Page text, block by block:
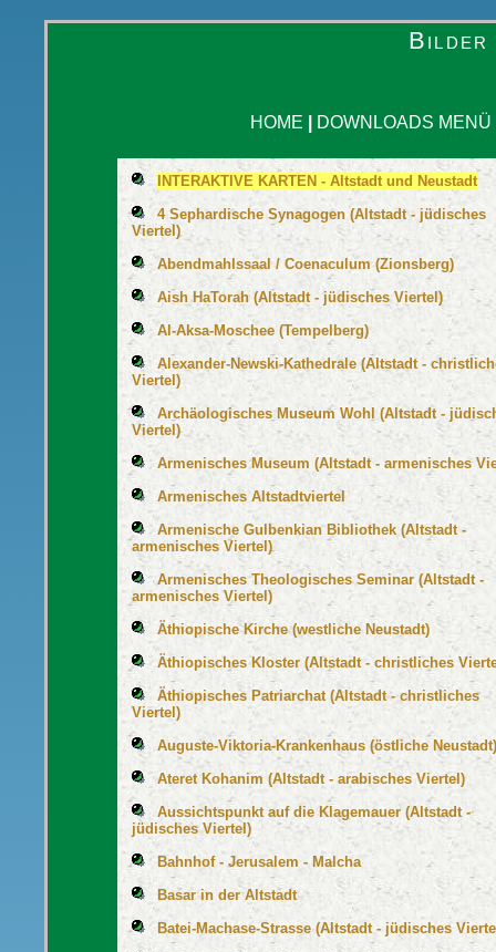
Bilder
HOME DOWNLOADS MENÜ
INTERAKTIVE KARTEN - Altstadt und Neustadt
4 Sephardische Synagogen (Altstadt - jüdisches
Viertel)
Abendmahlssaal / Coenaculum (Zionsberg)
Aish HaTorah (Altstadt - jüdisches Viertel)
Al-Aksa-Moschee (Tempelberg)
Alexander-Newski-Kathedrale (Altstadt -
Viertel)
Archäologisches Museum Wohl (Altstadt -
Viertel)
Armenisches Museum (Altstadt - armenisches
Armenisches Altstadtviertel
Armenische Gulbenkian Bibliothek (Altstadt -
armenisches Viertel)
Armenisches Theologisches Seminar (Altstadt -
armenisches Viertel)
Äthiopische Kirche (westliche Neustadt)
Äthiopisches Kloster (Altstadt - christliches
Äthiopisches Patriarchat (Altstadt - christliches
Viertel)
Auguste-Viktoria-Krankenhaus (östliche Neustadt)
Ateret Kohanim (Altstadt - arabisches Viertel)
Aussichtspunkt auf die Klagemauer (Altstadt -
jüdisches Viertel)
Bahnhof - Jerusalem - Malcha
Basar in der Altstadt
Batei-Machase-Strasse (Altstadt - jüdisches